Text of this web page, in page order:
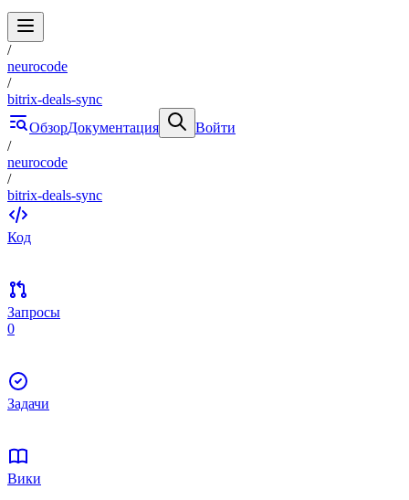
/
neurocode
/
bitrix-deals-sync
ОбзорДокументация
Войти
/
neurocode
/
bitrix-deals-sync
Код
Запросы
0
Задачи
Вики